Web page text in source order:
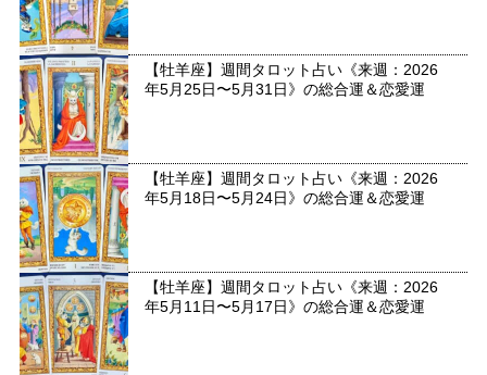
【牡羊座】週間タロット占い《来週：2026
年5月25日〜5月31日》の総合運＆恋愛運
【牡羊座】週間タロット占い《来週：2026
年5月18日〜5月24日》の総合運＆恋愛運
【牡羊座】週間タロット占い《来週：2026
年5月11日〜5月17日》の総合運＆恋愛運